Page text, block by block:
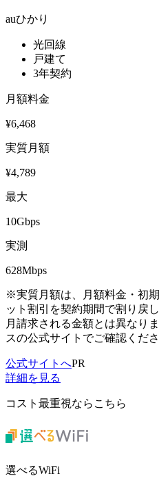
auひかり
光回線
戸建て
3年契約
月額料金
¥6,468
実質月額
¥4,789
最大
10Gbps
実測
628Mbps
※実質月額は、月額料金・初
ット割引を契約期間で割り戻
月請求される金額とは異なり
スの公式サイトでご確認くださ
公式サイトへPR
詳細を見る
コスト最重視ならこちら
選べるWiFi